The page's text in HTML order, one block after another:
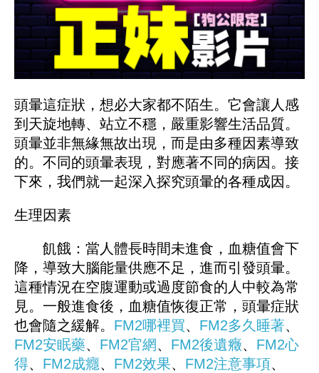
頭暈這症狀，想必大家都不陌生。它會讓人感
到天旋地轉、站立不穩，嚴重影響生活品質。
頭暈並非無緣無故出現，而是由多種因素導致
的。不同的頭暈表現，對應著不同的病因。接
下來，我們就一起深入探究頭暈的各種成因。
生理因素
飢餓：當人體長時間未進食，血糖值會下
降，導致大腦能量供應不足，進而引發頭暈。
這種情況在空腹運動或過度節食的人中較為常
見。一般進食後，血糖值恢復正常，頭暈症狀
也會隨之緩解。 FM2哪裡買、 FM2多久睡著、
FM2安眠藥、 FM2官網、 FM2後遺癥、 FM2心
得、 FM2成癮、 FM2效果、 FM2注意事項、